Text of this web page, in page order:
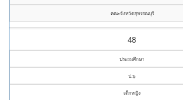
คณะจังหวัดสุพรรณบุรี
48
ประถมศึกษา
ป.๖
เด็กหญิง